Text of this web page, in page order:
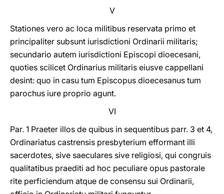
V
Stationes vero ac loca militibus reservata primo et
principaliter subsunt iurisdictioni Ordinarii militaris;
secundario autem iurisdictioni Episcopi dioecesani,
quoties scilicet Ordinarius militaris eiusve cappellani
desint: quo in casu tum Episcopus dioecesanus tum
parochus iure proprio agunt.
VI
Par. 1 Praeter illos de quibus in sequentibus parr. 3 et 4,
Ordinariatus castrensis presbyterium efformant illi
sacerdotes, sive saeculares sive religiosi, qui congruis
qualitatibus praediti ad hoc peculiare opus pastorale
rite perficiendum atque de consensu sui Ordinarii,